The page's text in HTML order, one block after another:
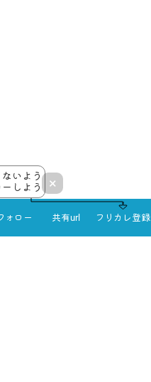
×
いよう
ーしよう！
フリカレ登録
共有url
ォロー